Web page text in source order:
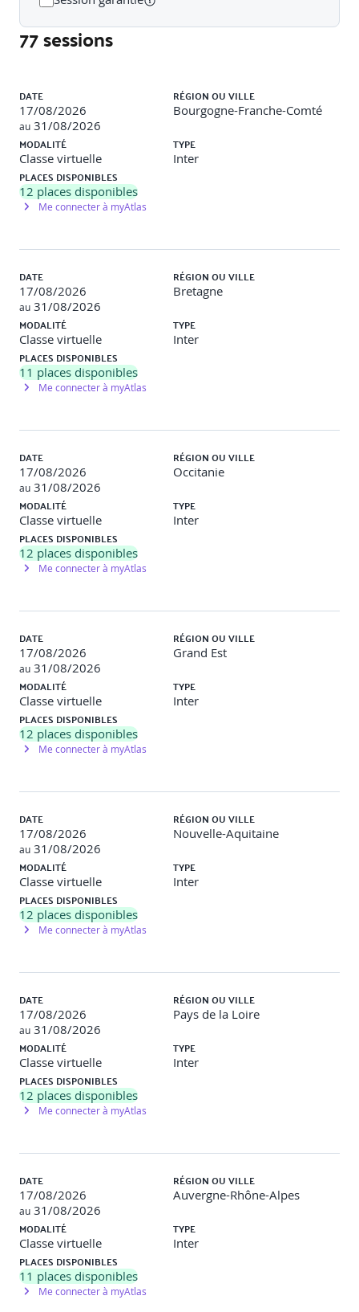
Risques de dépendance technologique et souveraineté
Renforcement de l’avantage concurrentiel et redéfinition
des compétences clés
Positionnement face à la compétition : adopter ou
attendre ?
Identifier les impacts de l’IA sur les métiers, la chaîne de
valeur et les parties prenantes internes/externes
[Jour 1 – Après-midi]
Anticiper les risques et construire la confiance
Les biais algorithmiques et leurs conséquences sur
l’image et les RH
Impacts organisationnels, sociaux et réputationnels
Transparence, explicabilité et auditabilité des IA : quels
standards ?
Gouvernance de l’IA : rôles clés et circuits de validation
Panorama des risques stratégiques : réputation,
responsabilité juridique, cybersécurité et dépendance
Cas pratique: Étude d’un incident IA : identification des
défaillances de gouvernance.
Gouvernance et éthique de l’IA
Principes d’une IA responsable : explicabilité, robustesse,
sécurité, équité
IA & développement durable : évaluer son empreinte
carbone
Conformité by design et responsabilité juridique
Intégrer les enjeux RSE et alignements avec les valeurs de
l’entreprise dans les arbitrages IA
grilles de diagnostic
Atelier
: Dilemme IA : éthique vs performance. Mise en
situation d’arbitrage collectif en COMEX ou CODIR.
[Jour 2 après 2 semaines d’intersession – Matin]
Intégrer l’IA dans les feuilles de route
stratégiques
Méthodologie d’élaboration d’une feuille de route IA
Définir des cas d’usage pilotes : quick wins vs chantiers
structurants
Gouverner les données : prérequis à tout projet IA
Financement et pilotage d’un portefeuille de projets IA
Suivi de la valeur : KPI, ROI, indicateurs éthiques
77 sessions
DATE
17/08/2026
au 31/08/2026
RÉGION OU VILLE
Bourgogne-Franche-Comté
MODALITÉ
Classe virtuelle
TYPE
Inter
PLACES DISPONIBLES
12 places disponibles
Me connecter à myAtlas
DATE
17/08/2026
au 31/08/2026
RÉGION OU VILLE
Bretagne
MODALITÉ
Classe virtuelle
TYPE
Inter
PLACES DISPONIBLES
11 places disponibles
Me connecter à myAtlas
DATE
17/08/2026
au 31/08/2026
RÉGION OU VILLE
Occitanie
MODALITÉ
Classe virtuelle
TYPE
Inter
PLACES DISPONIBLES
12 places disponibles
Me connecter à myAtlas
DATE
17/08/2026
au 31/08/2026
RÉGION OU VILLE
Grand Est
MODALITÉ
Classe virtuelle
TYPE
Inter
PLACES DISPONIBLES
12 places disponibles
Me connecter à myAtlas
DATE
17/08/2026
au 31/08/2026
RÉGION OU VILLE
Nouvelle-Aquitaine
MODALITÉ
Classe virtuelle
TYPE
Inter
PLACES DISPONIBLES
12 places disponibles
Me connecter à myAtlas
DATE
17/08/2026
au 31/08/2026
RÉGION OU VILLE
Pays de la Loire
MODALITÉ
Classe virtuelle
TYPE
Inter
PLACES DISPONIBLES
12 places disponibles
Me connecter à myAtlas
DATE
17/08/2026
au 31/08/2026
RÉGION OU VILLE
Auvergne-Rhône-Alpes
MODALITÉ
Classe virtuelle
TYPE
Inter
PLACES DISPONIBLES
11 places disponibles
Me connecter à myAtlas